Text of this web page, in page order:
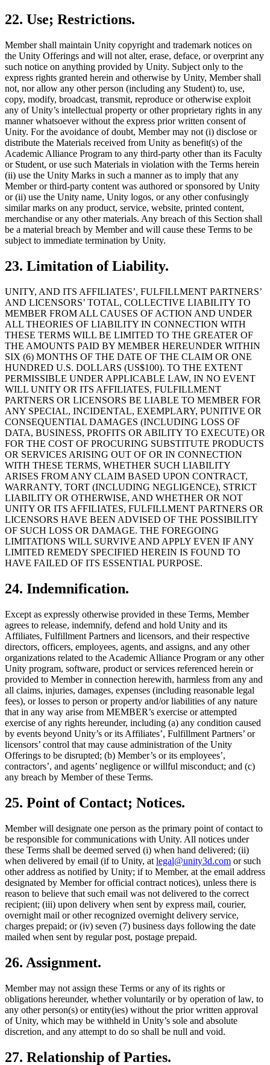
22. Use; Restrictions.
Member shall maintain Unity copyright and trademark notices on
the Unity Offerings and will not alter, erase, deface, or overprint any
such notice on anything provided by Unity. Subject only to the
express rights granted herein and otherwise by Unity, Member shall
not, nor allow any other person (including any Student) to, use,
copy, modify, broadcast, transmit, reproduce or otherwise exploit
any of Unity’s intellectual property or other proprietary rights in any
manner whatsoever without the express prior written consent of
Unity. For the avoidance of doubt, Member may not (i) disclose or
distribute the Materials received from Unity as benefit(s) of the
Academic Alliance Program to any third-party other than its Faculty
or Student, or use such Materials in violation with the Terms herein
(ii) use the Unity Marks in such a manner as to imply that any
Member or third-party content was authored or sponsored by Unity
or (ii) use the Unity name, Unity logos, or any other confusingly
similar marks on any product, service, website, printed content,
merchandise or any other materials. Any breach of this Section shall
be a material breach by Member and will cause these Terms to be
subject to immediate termination by Unity.
23. Limitation of Liability.
UNITY, AND ITS AFFILIATES’, FULFILLMENT PARTNERS’
AND LICENSORS’ TOTAL, COLLECTIVE LIABILITY TO
MEMBER FROM ALL CAUSES OF ACTION AND UNDER
ALL THEORIES OF LIABILITY IN CONNECTION WITH
THESE TERMS WILL BE LIMITED TO THE GREATER OF
THE AMOUNTS PAID BY MEMBER HEREUNDER WITHIN
SIX (6) MONTHS OF THE DATE OF THE CLAIM OR ONE
HUNDRED U.S. DOLLARS (US$100). TO THE EXTENT
PERMISSIBLE UNDER APPLICABLE LAW, IN NO EVENT
WILL UNITY OR ITS AFFILIATES, FULFILLMENT
PARTNERS OR LICENSORS BE LIABLE TO MEMBER FOR
ANY SPECIAL, INCIDENTAL, EXEMPLARY, PUNITIVE OR
CONSEQUENTIAL DAMAGES (INCLUDING LOSS OF
DATA, BUSINESS, PROFITS OR ABILITY TO EXECUTE) OR
FOR THE COST OF PROCURING SUBSTITUTE PRODUCTS
OR SERVICES ARISING OUT OF OR IN CONNECTION
WITH THESE TERMS, WHETHER SUCH LIABILITY
ARISES FROM ANY CLAIM BASED UPON CONTRACT,
WARRANTY, TORT (INCLUDING NEGLIGENCE), STRICT
LIABILITY OR OTHERWISE, AND WHETHER OR NOT
UNITY OR ITS AFFILIATES, FULFILLMENT PARTNERS OR
LICENSORS HAVE BEEN ADVISED OF THE POSSIBILITY
OF SUCH LOSS OR DAMAGE. THE FOREGOING
LIMITATIONS WILL SURVIVE AND APPLY EVEN IF ANY
LIMITED REMEDY SPECIFIED HEREIN IS FOUND TO
HAVE FAILED OF ITS ESSENTIAL PURPOSE.
24. Indemnification.
Except as expressly otherwise provided in these Terms, Member
agrees to release, indemnify, defend and hold Unity and its
Affiliates, Fulfillment Partners and licensors, and their respective
directors, officers, employees, agents, and assigns, and any other
organizations related to the Academic Alliance Program or any other
Unity program, software, product or services referenced herein or
provided to Member in connection herewith, harmless from any and
all claims, injuries, damages, expenses (including reasonable legal
fees), or losses to person or property and/or liabilities of any nature
that in any way arise from MEMBER’s exercise or attempted
exercise of any rights hereunder, including (a) any condition caused
by events beyond Unity’s or its Affiliates’, Fulfillment Partners’ or
licensors’ control that may cause administration of the Unity
Offerings to be disrupted; (b) Member’s or its employees’,
contractors’, and agents’ negligence or willful misconduct; and (c)
any breach by Member of these Terms.
25. Point of Contact; Notices.
Member will designate one person as the primary point of contact to
be responsible for communications with Unity. All notices under
these Terms shall be deemed served (i) when hand delivered; (ii)
when delivered by email (if to Unity, at legal@unity3d.com or such
other address as notified by Unity; if to Member, at the email address
designated by Member for official contract notices), unless there is
reason to believe that such email was not delivered to the correct
recipient; (iii) upon delivery when sent by express mail, courier,
overnight mail or other recognized overnight delivery service,
charges prepaid; or (iv) seven (7) business days following the date
mailed when sent by regular post, postage prepaid.
26. Assignment.
Member may not assign these Terms or any of its rights or
obligations hereunder, whether voluntarily or by operation of law, to
any other person(s) or entity(ies) without the prior written approval
of Unity, which may be withheld in Unity’s sole and absolute
discretion, and any attempt to do so shall be null and void.
27. Relationship of Parties.